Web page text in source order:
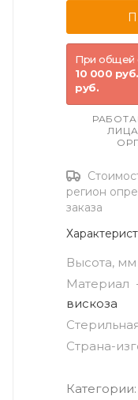
При общей
10 000 руб.
руб.
регион
заказа
Высота, мм
Материал
вискоза
Страна-
Категории: